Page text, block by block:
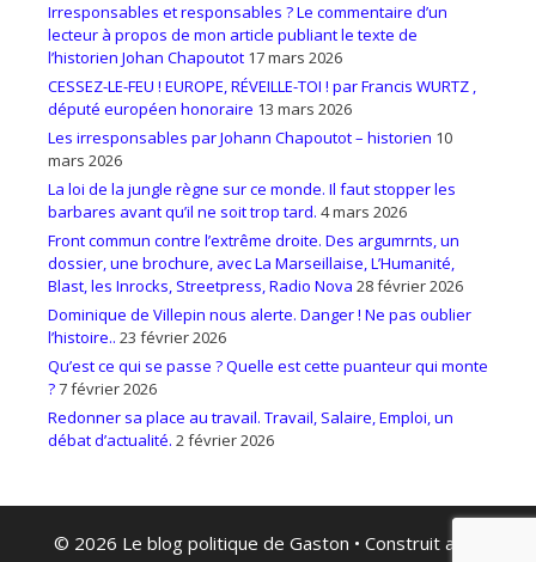
Irresponsables et responsables ? Le commentaire d’un
lecteur à propos de mon article publiant le texte de
l’historien Johan Chapoutot 17 mars 2026
CESSEZ-LE-FEU ! EUROPE, RÉVEILLE-TOI ! par Francis WURTZ ,
député européen honoraire 13 mars 2026
Les irresponsables par Johann Chapoutot – historien 10
mars 2026
La loi de la jungle règne sur ce monde. Il faut stopper les
barbares avant qu’il ne soit trop tard. 4 mars 2026
Front commun contre l’extrême droite. Des argumrnts, un
dossier, une brochure, avec La Marseillaise, L’Humanité,
Blast, les Inrocks, Streetpress, Radio Nova 28 février 2026
Dominique de Villepin nous alerte. Danger ! Ne pas oublier
l’histoire.. 23 février 2026
Qu’est ce qui se passe ? Quelle est cette puanteur qui monte
?7 février 2026
Redonner sa place au travail. Travail, Salaire, Emploi, un
débat d’actualité. 2 février 2026
© 2026 Le blog politique de Gaston • Construit avec